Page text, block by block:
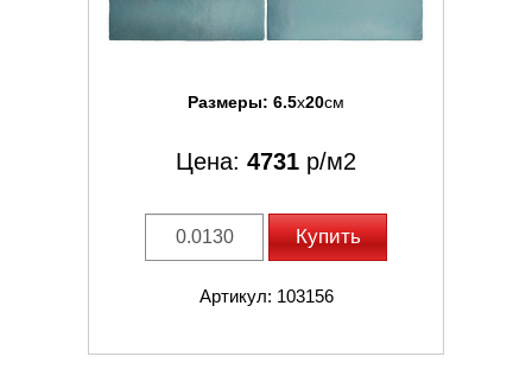
Размеры: 6.5x20см
Цена: 4731 р/м2
Купить
Артикул: 103156